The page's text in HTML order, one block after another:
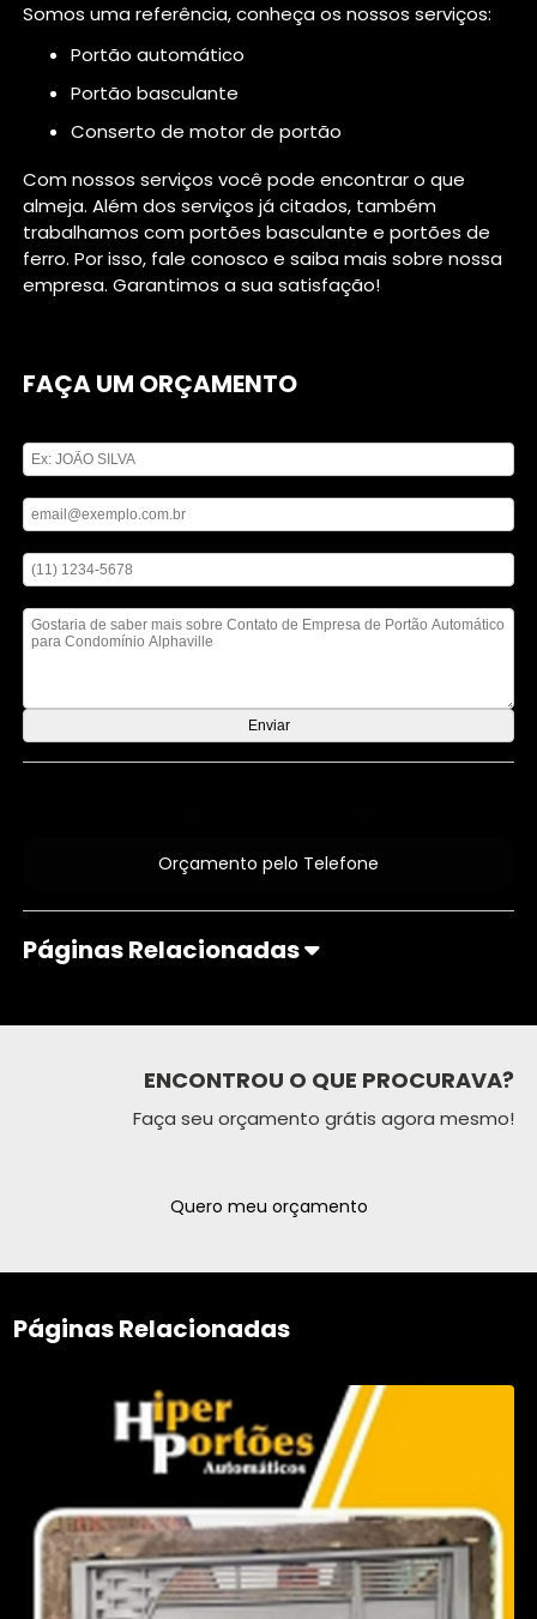
Somos uma referência, conheça os nossos serviços:
portão automático
portão basculante
conserto de motor de portão
Com nossos serviços você pode encontrar o que
almeja. Além dos serviços já citados, também
trabalhamos com portões basculante e portões de
ferro. Por isso, fale conosco e saiba mais sobre nossa
empresa. Garantimos a sua satisfação!
FAÇA UM ORÇAMENTO
Orçamento pelo Telefone
Páginas Relacionadas
ENCONTROU O QUE PROCURAVA?
Faça seu orçamento grátis agora mesmo!
Quero meu orçamento
Páginas Relacionadas